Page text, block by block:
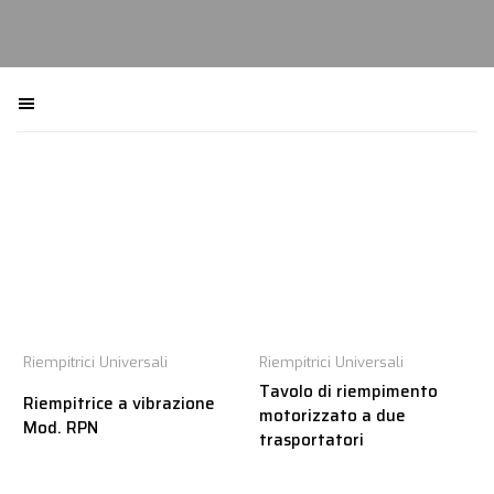
Riempitrici Universali
Riempitrice a vibrazione
Mod. RPN
Riempitrici Universali
Tavolo di riempimento
motorizzato a due
trasportatori